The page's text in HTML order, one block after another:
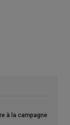
à la campagne